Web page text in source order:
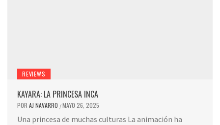
REVIEWS
KAYARA: LA PRINCESA INCA
POR AJ NAVARRO /MAYO 26, 2025
Una princesa de muchas culturas La animación ha